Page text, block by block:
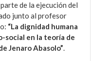
de la ejecución del
junto al profesor
“La dignidad humana
en la teoría de
Jenaro Abasolo”.